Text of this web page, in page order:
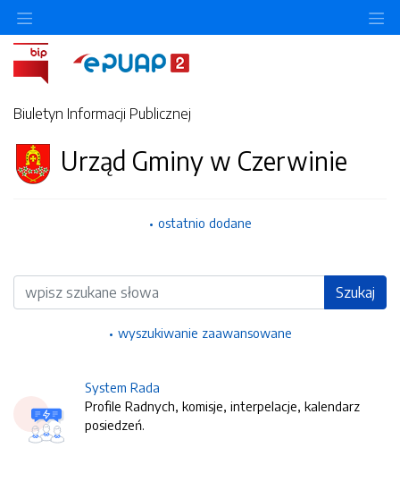
Biuletyn Informacji Publicznej
Urząd Gminy w Czerwinie
ostatnio dodane
Wyszukiwarka Szukaj
wyszukiwanie zaawansowane
System Rada
Profile Radnych, komisje, interpelacje, kalendarz
posiedzeń.